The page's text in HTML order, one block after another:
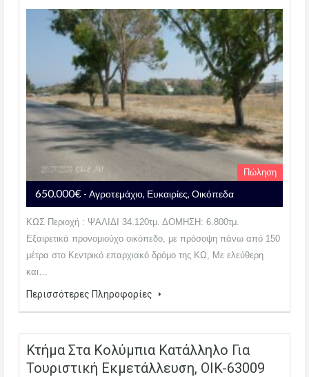
Πώληση
650.000€ - Αγροτεμάχιο, Ευκαιρίες, Οικόπεδα
ΚΩΣ Περιοχή : ΨΑΛΙΔΙ 34.120τμ. ΔΟΜΗΣΗ: 6.800τμ.
Εξαιρετικά προνομιούχο οικόπεδο, με πρόσοψη πάνω από 150
μέτρα στο Κεντρικό επαρχιακό δρόμο της ΚΩ, Με ελεύθερη
και…
Περισσότερες Πληροφορίες
Κτήμα Στα Κολύμπια Κατάλληλο Για
Τουριστική Εκμετάλλευση, OIK-63009